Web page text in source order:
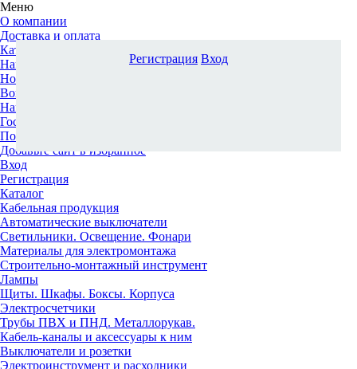
Меню
О компании
Доставка и оплата
Каталог
Наши офисы
Новости и новинки
Вопрос-ответ
Наша команда
Гос. заказчикам
Поставщикам
Добавьте сайт в избранное
Вход
Регистрация
Каталог
Кабельная продукция
Автоматические выключатели
Светильники. Освещение. Фонари
Материалы для электромонтажа
Строительно-монтажный инструмент
Лампы
Щиты. Шкафы. Боксы. Корпуса
Электросчетчики
Трубы ПВХ и ПНД. Металлорукав.
Кабель-каналы и аксессуары к ним
Выключатели и розетки
Электроинструмент и расходники
Регистрация Вход